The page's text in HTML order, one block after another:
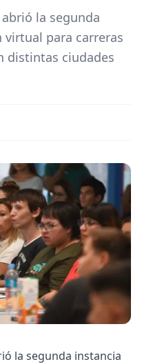
la segunda
para carreras
distintas ciudades
la segunda instancia